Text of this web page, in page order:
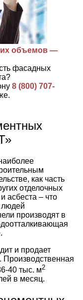
объемов —
фасадных
8 (800) 707-
как часть
отделочных
асбеста – что
людей
производят в
и продает
40 тыс. м2
в месяц.